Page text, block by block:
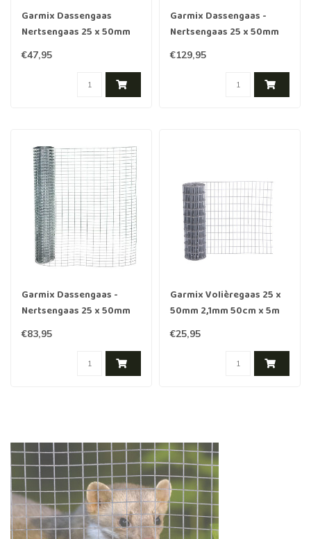
Garmix Dassengaas
Nertsengaas 25 x 50mm
2,1mm 50cm x 10m
gegalvaniseerd
€47,95
Garmix Dassengaas -
Nertsengaas 25 x 50mm
2.1mm 100cm x 18m
gegalvaniseerd
€129,95
Garmix Dassengaas -
Nertsengaas 25 x 50mm
2,1mm 100cm x 10m
gegalvaniseerd
€83,95
Garmix Volièregaas 25 x
50mm 2,1mm 50cm x 5m
verzinkt
€25,95